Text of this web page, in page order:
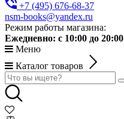
+7 (495) 676-68-37
nsm-books@yandex.ru
Режим работы магазина:
Ежедневно: с 10:00 до 20:00
Меню
Каталог товаров